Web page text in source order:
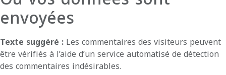
envoyées
Texte suggéré :Les commentaires des visiteurs peuvent
être vérifiés à l’aide d’un service automatisé de détection
des commentaires indésirables.